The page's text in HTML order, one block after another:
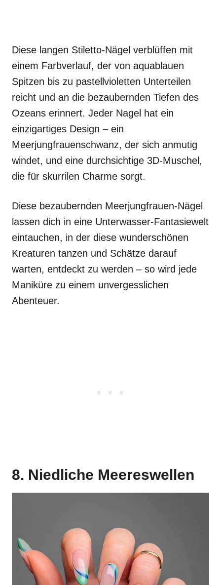
Diese langen Stiletto-Nägel verblüffen mit
einem Farbverlauf, der von aquablauen
Spitzen bis zu pastellvioletten Unterteilen
reicht und an die bezaubernden Tiefen des
Ozeans erinnert. Jeder Nagel hat ein
einzigartiges Design – ein
Meerjungfrauenschwanz, der sich anmutig
windet, und eine durchsichtige 3D-Muschel,
die für skurrilen Charme sorgt.
Diese bezaubernden Meerjungfrauen-Nägel
lassen dich in eine Unterwasser-Fantasiewelt
eintauchen, in der diese wunderschönen
Kreaturen tanzen und Schätze darauf
warten, entdeckt zu werden – so wird jede
Maniküre zu einem unvergesslichen
Abenteuer.
8. Niedliche Meereswellen